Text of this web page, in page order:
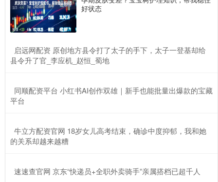
好状态
​启远网配资 原创地方县令打了太子的手下，太子一登基却给
县令升了官_李应机_赵恒_蜀地
​同顺配资平台 小红书AI创作双雄｜新手也能批量出爆款的宝藏
平台
​牛立方配资官网 18岁女儿高考结束，确诊中度抑郁，我和她
的关系却越来越糟
​速速查官网 京东“快递员+全职外卖骑手”亲属搭档已超千人